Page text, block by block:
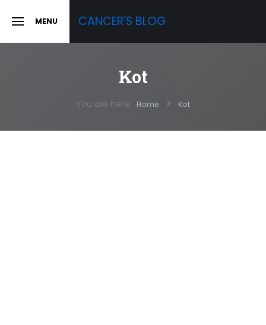
SLIDE MENU CANCER'S BLOG
Kot
You are here: Home Kot